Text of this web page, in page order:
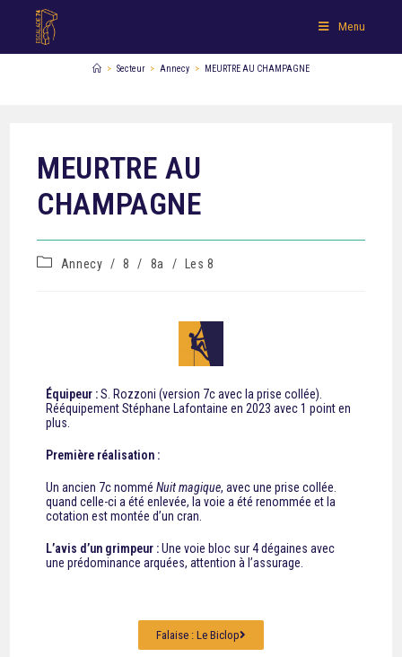
Menu
> Secteur > Annecy > MEURTRE AU CHAMPAGNE
MEURTRE AU
CHAMPAGNE
Annecy / 8 / 8a / Les 8
Équipeur :S. Rozzoni (version 7c avec la prise collée).
Rééquipement Stéphane Lafontaine en 2023 avec 1 point en
plus.
Première réalisation :
Un ancien 7c nomméNuit magique, avec une prise collée.
quand celle-ci a été enlevée, la voie a été renommée et la
cotation est montée d’un cran.
L’avis d’un grimpeur :Une voie bloc sur 4 dégaines avec
une prédominance arquées, attention à l’assurage.
Falaise : Le Biclop